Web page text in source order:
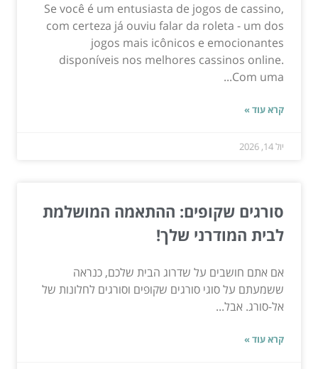
Se você é um entusiasta de jogos de cassino,
com certeza já ouviu falar da roleta - um dos
jogos mais icônicos e emocionantes
disponíveis nos melhores cassinos online.
Com uma...
קרא עוד »
יול 14, 2026
סורגים שקופים: ההתאמה המושלמת
לבית המודרני שלך!
אם אתם חושבים על שדרוג הבית שלכם, כנראה
ששמעתם על סוגי סורגים שקופים וסורגים לחלונות של
אל-סורג. אבל...
קרא עוד »